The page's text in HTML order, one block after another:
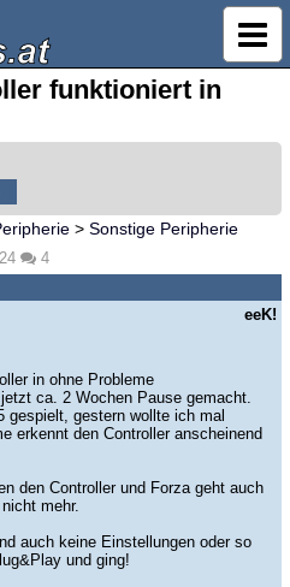
funktioniert in
> Sonstige Peripherie
4
eeK!
in ohne Probleme
ca. 2 Wochen Pause gemacht.
gespielt, gestern wollte ich mal
erkennt den Controller anscheinend
den Controller und Forza geht auch
mehr.
auch keine Einstellungen oder so
und ging!